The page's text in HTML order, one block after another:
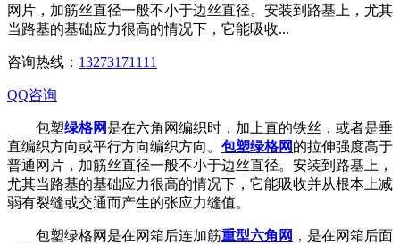
网片，加筋丝直径一般不小于边丝直径。安装到路基上，尤其
当路基的基础应力很高的情况下，它能吸收...
咨询热线： 13273171111
QQ咨询
包塑绿格网是在六角网编织时，加上直的铁丝，或者是垂
直编织方向或平行方向编织方向。 包塑绿格网的拉伸强度高于
普通网片，加筋丝直径一般不小于边丝直径。安装到路基上，
尤其当路基的基础应力很高的情况下，它能吸收并从根本上减
弱有裂缝或交通而产生的张应力缝值。
包塑绿格网是在网箱后连加筋重型六角网 ，是在网箱后面